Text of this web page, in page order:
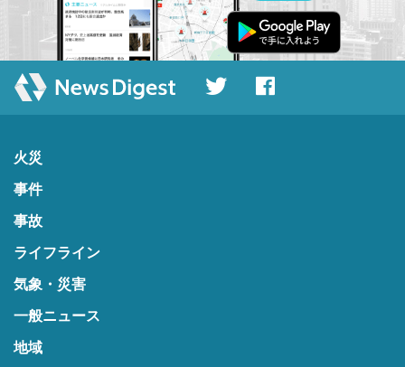
火災
事件
事故
ライフライン
気象・災害
一般ニュース
地域